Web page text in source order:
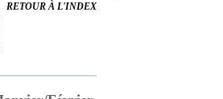
RETOUR À L'INDEX
revue ?